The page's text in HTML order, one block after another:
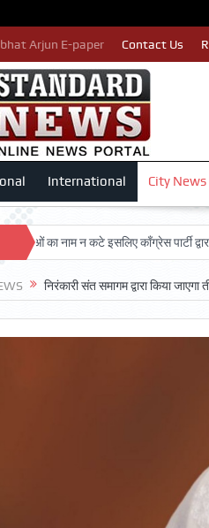
Arjun E-paper Contact Us
International City News
नाम न कटे इसलिए काँग्रेस पार्टी द्वारा बीएलए 2
निरंकारी संत समागम द्वारा किया